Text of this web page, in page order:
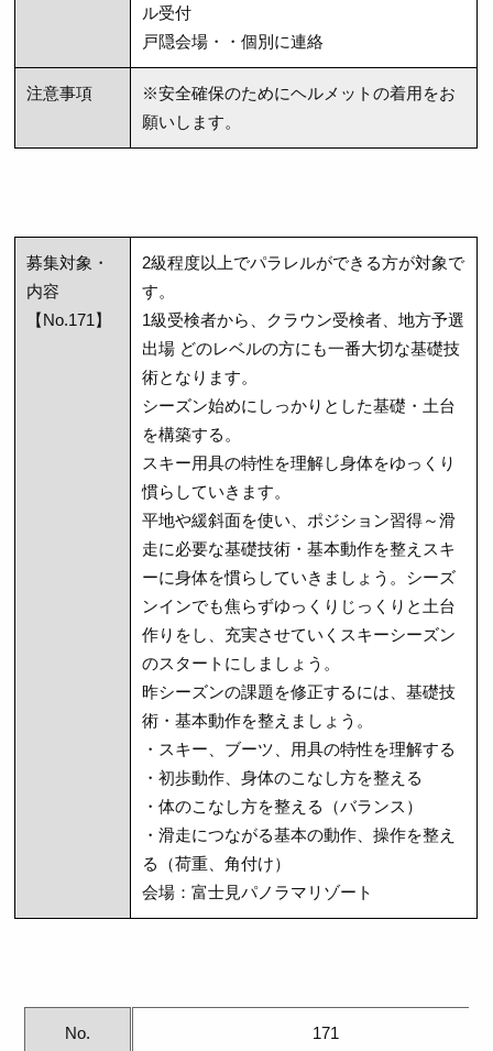
ル受付
戸隠会場・・個別に連絡
注意事項
※安全確保のためにヘルメットの着用をお
願いします。
募集対象・
内容
【No.171】
2級程度以上でパラレルができる方が対象で
す。
1級受検者から、クラウン受検者、地方予選
出場 どのレベルの方にも一番大切な基礎技
術となります。
シーズン始めにしっかりとした基礎・土台
を構築する。
スキー用具の特性を理解し身体をゆっくり
慣らしていきます。
平地や緩斜面を使い、ポジション習得～滑
走に必要な基礎技術・基本動作を整えスキ
ーに身体を慣らしていきましょう。シーズ
ンインでも焦らずゆっくりじっくりと土台
作りをし、充実させていくスキーシーズン
のスタートにしましょう。
昨シーズンの課題を修正するには、基礎技
術・基本動作を整えましょう。
・スキー、ブーツ、用具の特性を理解する
・初歩動作、身体のこなし方を整える
・体のこなし方を整える（バランス）
・滑走につながる基本の動作、操作を整え
る（荷重、角付け）
会場：富士見パノラマリゾート
No. 171